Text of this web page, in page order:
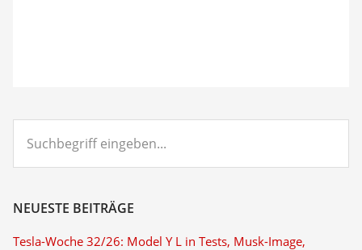
eingeben...
NEUESTE BEITRÄGE
Tesla-Woche 32/26: Model Y L in Tests, Musk-Image,